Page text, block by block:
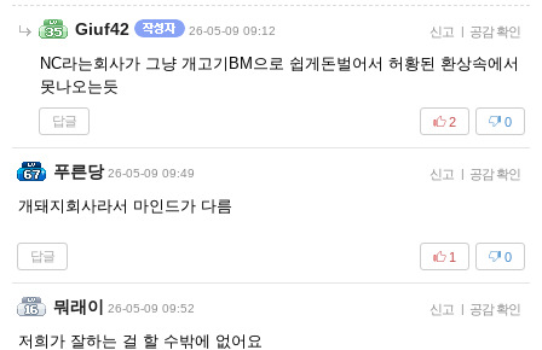
Giuf42 26-05-09 09:12 신고 | 공감 확인
NC라는회사가 그냥 개고기BM으로 쉽게돈벌어서 허황된 환상속에서
못나오는듯
답글 0
2
푸른당 26-05-09 09:49 신고 | 공감 확인
개돼지회사라서 마인드가 다름
답글 0
1
뭐래이 26-05-09 09:52 신고 | 공감 확인
저희가 잘하는 걸 할 수밖에 없어요